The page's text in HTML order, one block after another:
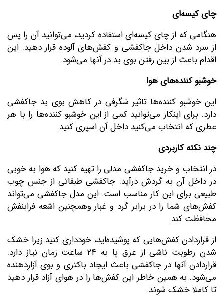
چای کیسه‌ای
هنگامی که از چای کیسه‌ای استفاده کردید، می‌توانید آن را پس
از سرد شدن داخل جاکفشی و کفش‌های آلوده قرار دهید. این
اقدام باعث از بین رفتن بوی بد در آنها می‌شود.
خوشبو کننده‌های هوا
این خوشبو کننده‌ها تاثیر شگرفی در کاهش بوی بد جاکفشی
دارد. برای اینکار می‌توانید کمی از این خوشبو کننده‌ها را با هر
عطری که انتخاب می‌کنید داخل آن اسپری کنید.
چند نکته کاربردی
در انتخاب و خرید جاکفشی مدلی را تهیه کنید که هوا به خوبی
در داخل آن به گردش درآید. جاکفشی طبقاتی از جنس چوب
طبیعی برای این کار مناسب است. این مدل جاکفشی می‌تواند
کفش‌های شما را در برابر گرد و غبار وهمچنین اشعه فرابنفش
محافظت کند.
از قراردادن کفش‌هایی که پوشیده‌اید، خودداری کنید زیرا خشک
شدن رطوبت ناشی از عرق پا به ۲۴ ساعت زمان نیاز دارد.
قراردادن آنها در جاکفشی باعث ایجاد باکتری و بوی آزاردهنده
می‌شود. به همین خاطر این کفش‌ها را در هوای آزاد قرار دهید
تا کاملا خشک شوند.